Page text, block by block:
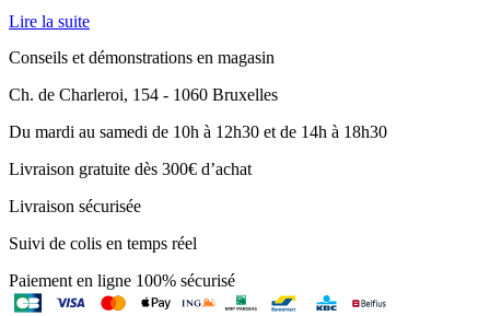
Lire la suite
Conseils et démonstrations en magasin
Ch. de Charleroi, 154 - 1060 Bruxelles
Du mardi au samedi de 10h à 12h30 et de 14h à 18h30
Livraison gratuite dès 300€ d’achat
Livraison sécurisée
Suivi de colis en temps réel
Paiement en ligne 100% sécurisé